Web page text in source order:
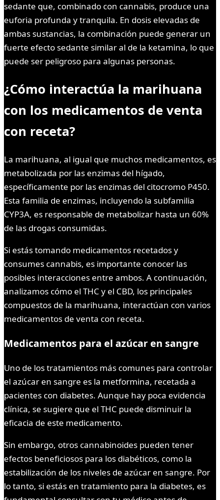
sedante que, combinado con cannabis, produce una
euforia profunda y tranquila. En dosis elevadas de
ambas sustancias, la combinación puede generar un
fuerte efecto sedante similar al de la ketamina, lo que
puede ser peligroso para algunas personas.
¿Cómo interactúa la marihuana
con los medicamentos de venta
con receta?
La marihuana, al igual que muchos medicamentos, es
metabolizada por las enzimas del hígado,
específicamente por las enzimas del citocromo P450.
Esta familia de enzimas, incluyendo la subfamilia
CYP3A, es responsable de metabolizar hasta un 60%
de las drogas consumidas.
Si estás tomando medicamentos recetados y
consumes cannabis, es importante conocer las
posibles interacciones entre ambos. A continuación,
analizamos cómo el THC y el CBD, los principales
compuestos de la marihuana, interactúan con varios
medicamentos de venta con receta.
Medicamentos para el azúcar en sangre
Uno de los tratamientos más comunes para controlar
el azúcar en sangre es la metformina, recetada a
pacientes con diabetes. Aunque hay poca evidencia
clínica, se sugiere que el THC puede disminuir la
eficacia de este medicamento.
Sin embargo, otros cannabinoides pueden tener
efectos beneficiosos para los diabéticos, como la
estabilización de los niveles de azúcar en sangre. Por
lo tanto, si estás en tratamiento para la diabetes, es